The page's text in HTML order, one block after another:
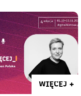
WIĘCEJ +